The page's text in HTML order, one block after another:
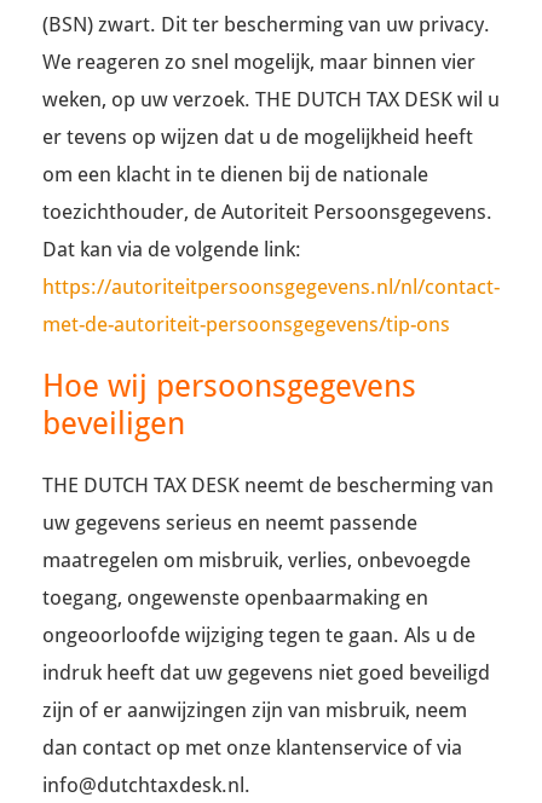
(BSN) zwart. Dit ter bescherming van uw privacy.
We reageren zo snel mogelijk, maar binnen vier
weken, op uw verzoek. THE DUTCH TAX DESK wil u
er tevens op wijzen dat u de mogelijkheid heeft
om een klacht in te dienen bij de nationale
toezichthouder, de Autoriteit Persoonsgegevens.
Dat kan via de volgende link:
https://autoriteitpersoonsgegevens.nl/nl/contact-
met-de-autoriteit-persoonsgegevens/tip-ons
Hoe wij persoonsgegevens
beveiligen
THE DUTCH TAX DESK neemt de bescherming van
uw gegevens serieus en neemt passende
maatregelen om misbruik, verlies, onbevoegde
toegang, ongewenste openbaarmaking en
ongeoorloofde wijziging tegen te gaan. Als u de
indruk heeft dat uw gegevens niet goed beveiligd
zijn of er aanwijzingen zijn van misbruik, neem
dan contact op met onze klantenservice of via
info@dutchtaxdesk.nl.